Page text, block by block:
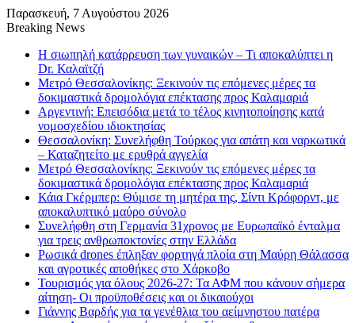
Παρασκευή, 7 Αυγούστου 2026
Breaking News
Η σιωπηλή κατάρρευση των γυναικών – Τι αποκαλύπτει η
Dr. Καλαϊτζή
Μετρό Θεσσαλονίκης: Ξεκινούν τις επόμενες μέρες τα
δοκιμαστικά δρομολόγια επέκτασης προς Καλαμαριά
Αργεντινή: Επεισόδια μετά το τέλος κινητοποίησης κατά
νομοσχεδίου ιδιοκτησίας
Θεσσαλονίκη: Συνελήφθη Τούρκος για απάτη και ναρκωτικά
– Καταζητείτο με ερυθρά αγγελία
Μετρό Θεσσαλονίκης: Ξεκινούν τις επόμενες μέρες τα
δοκιμαστικά δρομολόγια επέκτασης προς Καλαμαριά
Κάια Γκέρμπερ: Θύμισε τη μητέρα της, Σίντι Κρόφορντ, με
αποκαλυπτικό μαύρο σύνολο
Συνελήφθη στη Γερμανία 31χρονος με Ευρωπαϊκό ένταλμα
για τρεις ανθρωποκτονίες στην Ελλάδα
Ρωσικά drones έπληξαν φορτηγά πλοία στη Μαύρη Θάλασσα
και αγροτικές αποθήκες στο Χάρκοβο
Τουρισμός για όλους 2026-27: Τα ΑΦΜ που κάνουν σήμερα
αίτηση- Οι προϋποθέσεις και οι δικαιούχοι
Γιάννης Βαρδής για τα γενέθλια του αείμνηστου πατέρα